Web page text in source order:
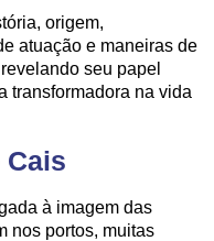
origem,
atuação e maneiras de
seu papel
transformadora na vida
Cais
à imagem das
nos portos, muitas